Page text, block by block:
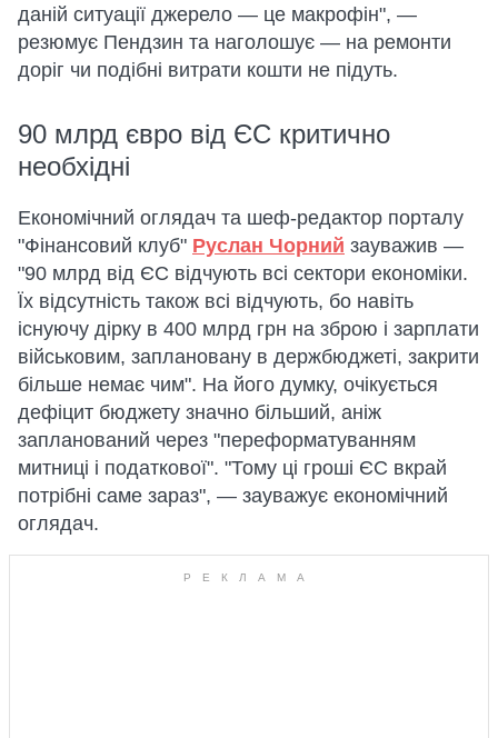
даній ситуації джерело — це макрофін", —
резюмує Пендзин та наголошує — на ремонти
доріг чи подібні витрати кошти не підуть.
90 млрд євро від ЄС критично
необхідні
Економічний оглядач та шеф-редактор порталу
"Фінансовий клуб" Руслан Чорний зауважив —
"90 млрд від ЄС відчують всі сектори економіки.
Їх відсутність також всі відчують, бо навіть
існуючу дірку в 400 млрд грн на зброю і зарплати
військовим, заплановану в держбюджеті, закрити
більше немає чим". На його думку, очікується
дефіцит бюджету значно більший, аніж
запланований через "переформатуванням
митниці і податкової". "Тому ці гроші ЄС вкрай
потрібні саме зараз", — зауважує економічний
оглядач.